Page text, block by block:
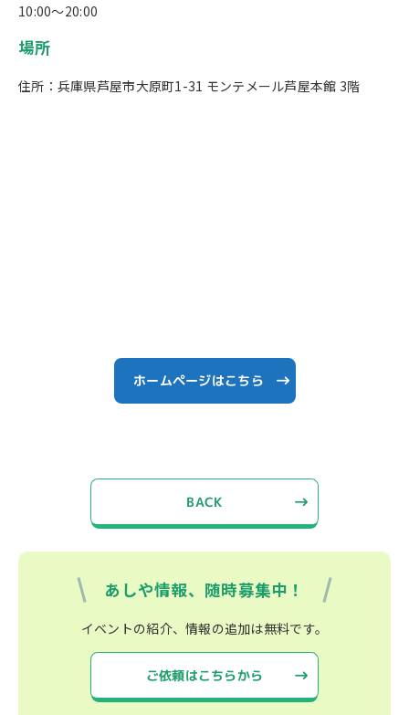
10:00～20:00
場所
住所：兵庫県芦屋市大原町1-31 モンテメール芦屋本館 3階
ホームページはこちら
BACK
あしや情報、随時募集中！
イベントの紹介、情報の追加は無料です。
ご依頼はこちらから